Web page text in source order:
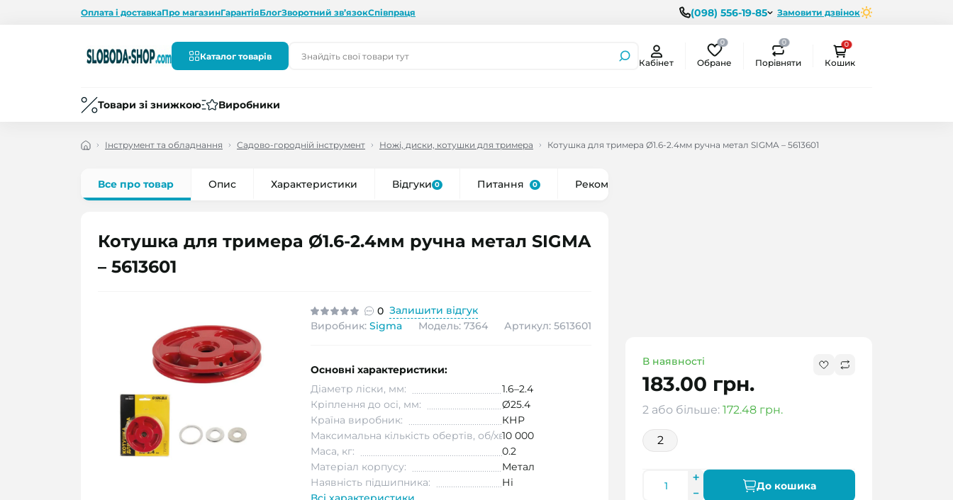
Оплата і доставкаПро магазинГарантіяБлогЗворотний зв’язокСпівпраця (098) 556-19-85 Замовити дзвінок
Каталог товарів
Кабінет
0
Обране
0
Порівняти
0
Кошик
Товари зі знижкою Виробники
Інструмент та обладнання Садово-городній інструмент Ножі, диски, котушки для тримера Котушка для тримера Ø1.6-2.4мм ручна метал SIGMA – 5613601
Все про товар Опис Характеристики Відгуки 0 Питання 0 Рекомендуємо
Котушка для тримера Ø1.6-2.4мм ручна метал SIGMA
– 5613601
0 Залишити відгук
Виробник: Sigma Модель: 7364 Артикул: 5613601
В наявності
183.00 грн.
2 або більше: 172.48 грн.
2
До кошика
Основні характеристики:
Діаметр ліски, мм:
1.6–2.4
Кріплення до осі, мм:
Ø25.4
Країна виробник:
КНР
Максимальна кількість обертів, об/хв:10 000
Маса, кг:
0.2
Матеріал корпусу:
Метал
Наявність підшипника:
Ні